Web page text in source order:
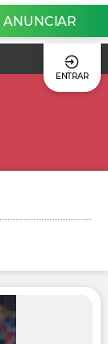
ENTRAR
ANUNCIAR